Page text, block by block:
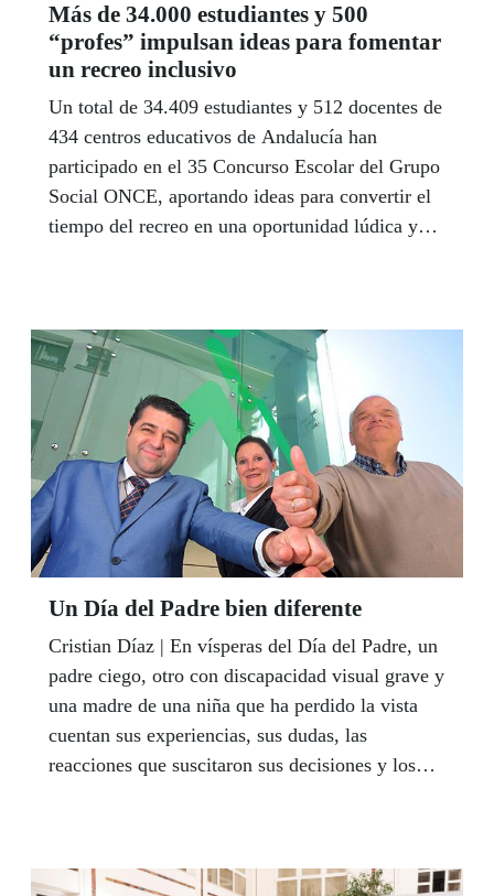
Más de 34.000 estudiantes y 500
“profes” impulsan ideas para fomentar
un recreo inclusivo
Un total de 34.409 estudiantes y 512 docentes de
434 centros educativos de Andalucía han
participado en el 35 Concurso Escolar del Grupo
Social ONCE, aportando ideas para convertir el
tiempo del recreo en una oportunidad lúdica y
provincias.
Un Día del Padre bien diferente
Cristian Díaz | En vísperas del Día del Padre, un
padre ciego, otro con discapacidad visual grave y
una madre de una niña que ha perdido la vista
cuentan sus experiencias, sus dudas, las
reacciones que suscitaron sus decisiones y los